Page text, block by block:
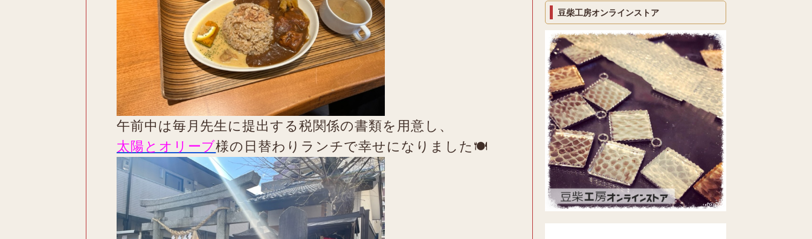
午前中は毎月先生に提出する税関係の書類を用意し、
太陽とオリーブ様の日替わりランチで幸せになりました🍽
豆柴工房オンラインストア